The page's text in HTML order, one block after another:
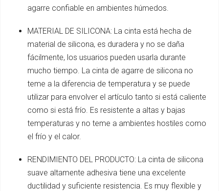
agarre confiable en ambientes húmedos.
MATERIAL DE SILICONA: La cinta está hecha de
material de silicona, es duradera y no se daña
fácilmente, los usuarios pueden usarla durante
mucho tiempo. La cinta de agarre de silicona no
teme a la diferencia de temperatura y se puede
utilizar para envolver el artículo tanto si está caliente
como si está frío. Es resistente a altas y bajas
temperaturas y no teme a ambientes hostiles como
el frío y el calor.
RENDIMIENTO DEL PRODUCTO: La cinta de silicona
suave altamente adhesiva tiene una excelente
ductilidad y suficiente resistencia. Es muy flexible y